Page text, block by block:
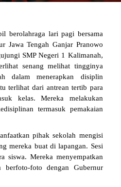
berolahraga lari pagi bersama
Jawa Tengah Ganjar Pranowo
SMP Negeri 1 Kalimanah,
senang melihat tingginya
dalam menerapkan disiplin
terlihat dari antrean tertib para
kelas. Mereka melakukan
termasuk pemakaian
pihak sekolah mengisi
mereka buat di lapangan. Sesi
siswa. Mereka menyempatkan
foto dengan Gubernur